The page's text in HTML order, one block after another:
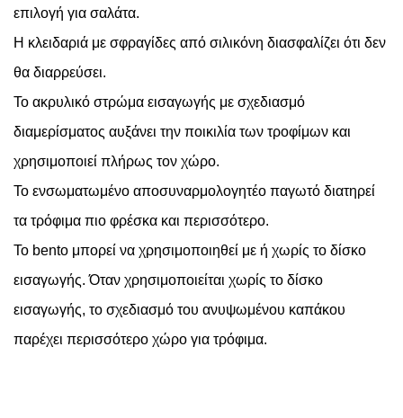
επιλογή για σαλάτα.
Η κλειδαριά με σφραγίδες από σιλικόνη διασφαλίζει ότι δεν
θα διαρρεύσει.
Το ακρυλικό στρώμα εισαγωγής με σχεδιασμό
διαμερίσματος αυξάνει την ποικιλία των τροφίμων και
χρησιμοποιεί πλήρως τον χώρο.
Το ενσωματωμένο αποσυναρμολογητέο παγωτό διατηρεί
τα τρόφιμα πιο φρέσκα και περισσότερο.
Το bento μπορεί να χρησιμοποιηθεί με ή χωρίς το δίσκο
εισαγωγής. Όταν χρησιμοποιείται χωρίς το δίσκο
εισαγωγής, το σχεδιασμό του ανυψωμένου καπάκου
παρέχει περισσότερο χώρο για τρόφιμα.